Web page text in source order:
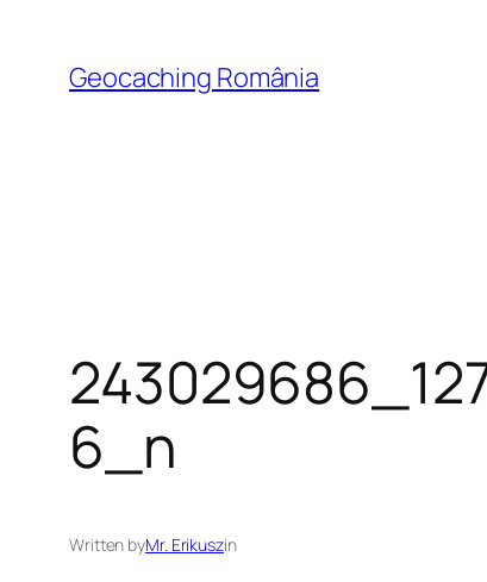
content
Geocaching România
6_n
Written byMr. Erikuszin